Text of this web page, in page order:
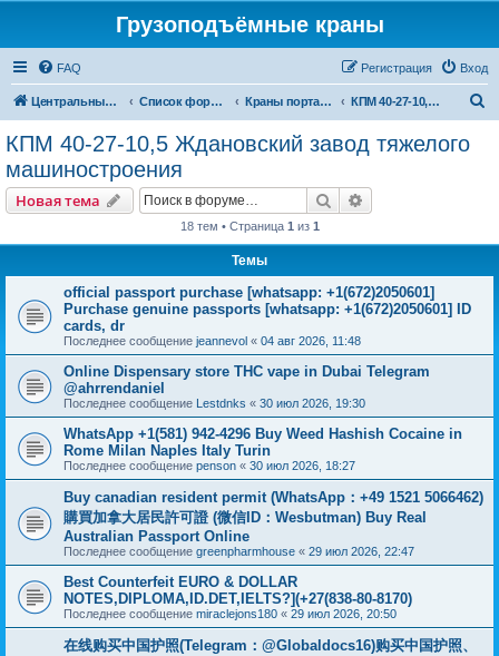
Грузоподъёмные краны
FAQ Вход
Регистрация
Центральный сайт Список форумов Краны портальные КПМ 40-27-10,5 Ждановский завод тяжелого машиностроения
КПМ 40-27-10,5 Ждановский завод тяжелого
машиностроения
Новая тема Поиск
18 тем • Страница 1 из 1
Темы
official passport purchase [whatsapp: +1(672)2050601]
Purchase genuine passports [whatsapp: +1(672)2050601] ID
cards, dr
Последнее сообщение jeannevol « 04 авг 2026, 11:48
Online Dispensary store THC vape in Dubai Telegram
@ahrrendaniel
Последнее сообщение Lestdnks « 30 июл 2026, 19:30
WhatsApp +1(581) 942-4296 Buy Weed Hashish Cocaine in
Rome Milan Naples Italy Turin
Последнее сообщение penson « 30 июл 2026, 18:27
Buy canadian resident permit (WhatsApp：+49 1521 5066462)
購買加拿大居民許可證 (微信ID：Wesbutman) Buy Real
Australian Passport Online
Последнее сообщение greenpharmhouse « 29 июл 2026, 22:47
Best Counterfeit EURO & DOLLAR
NOTES,DIPLOMA,ID.DET,IELTS?](+27(838-80-8170)
Последнее сообщение miraclejons180 « 29 июл 2026, 20:50
在线购买中国护照(Telegram：@Globaldocs16)购买中国护照、